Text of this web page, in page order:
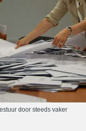
door steeds vaker